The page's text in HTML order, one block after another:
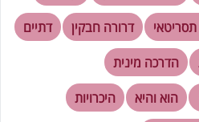
תסריטאי דרורה חבקין
דתיים
הדרכה מינית
הוא והיא
היכרויות